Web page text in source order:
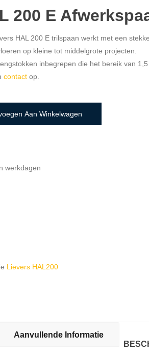
200 E
HAL 200 E trilspaan werkt met een
op kleine tot middelgrote projecten.
inbegrepen die het bereik van
contact op.
Aan Winkelwagen
werkdagen
Lievers HAL200
Aanvullende Informatie